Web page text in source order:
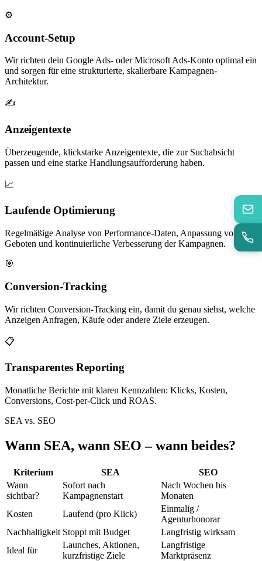
⚙️
Account-Setup
Wir richten dein Google Ads- oder Microsoft Ads-Konto optimal ein
und sorgen für eine strukturierte, skalierbare Kampagnen-
Architektur.
✍️
Anzeigentexte
Überzeugende, klickstarke Anzeigentexte, die zur Suchabsicht
passen und eine starke Handlungsaufforderung haben.
📈
Laufende Optimierung
Regelmäßige Analyse von Performance-Daten, Anpassung von
Geboten und kontinuierliche Verbesserung der Kampagnen.
🎯
Conversion-Tracking
Wir richten Conversion-Tracking ein, damit du genau siehst, welche
Anzeigen Anfragen, Käufe oder andere Ziele erzeugen.
📋
Transparentes Reporting
Monatliche Berichte mit klaren Kennzahlen: Klicks, Kosten,
Conversions, Cost-per-Click und ROAS.
SEA vs. SEO
Wann SEA, wann SEO – wann beides?
Kriterium SEA
SEO
Wann
sichtbar?
Sofort nach
Kampagnenstart
Nach Wochen bis
Monaten
Kosten
Laufend (pro Klick)
Einmalig /
Agenturhonorar
Nachhaltigkeit Stoppt mit Budget
Langfristig wirksam
Ideal für
Launches, Aktionen,
kurzfristige Ziele
Langfristige
Marktpräsenz